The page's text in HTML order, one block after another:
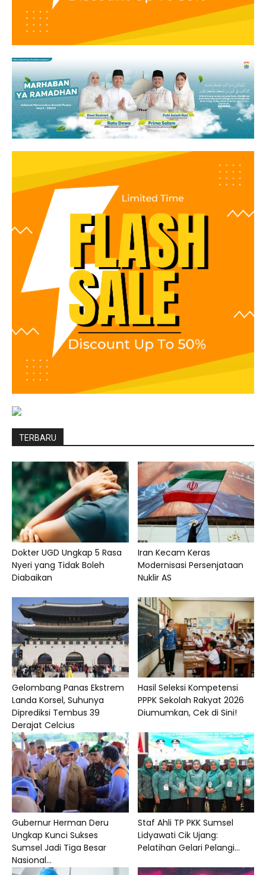
TERBARU
Dokter UGD Ungkap 5 Rasa
Nyeri yang Tidak Boleh
Diabaikan
Iran Kecam Keras
Modernisasi Persenjataan
Nuklir AS
Gelombang Panas Ekstrem
Landa Korsel, Suhunya
Diprediksi Tembus 39
Derajat Celcius
Hasil Seleksi Kompetensi
PPPK Sekolah Rakyat 2026
Diumumkan, Cek di Sini!
Gubernur Herman Deru
Ungkap Kunci Sukses
Sumsel Jadi Tiga Besar
Nasional...
Staf Ahli TP PKK Sumsel
Lidyawati Cik Ujang:
Pelatihan Gelari Pelangi...